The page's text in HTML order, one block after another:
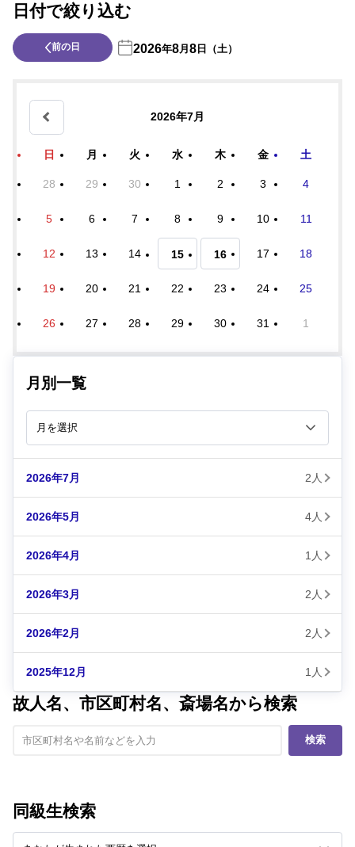
日付で絞り込む
前の日 2026年8月 8 日（土）
2026年7月
日 月 火 水 木 金 土
28 29 30 1 2 3 4
5 6 7 8 9 10 11
12 13 14 15 16 17 18
19 20 21 22 23 24 25
26 27 28 29 30 31 1
月別一覧
2026年7月 2人
2026年5月 4人
2026年4月 1人
2026年3月 2人
2026年2月 2人
2025年12月 1人
故人名、市区町村名、斎場名から検索
検索
同級生検索